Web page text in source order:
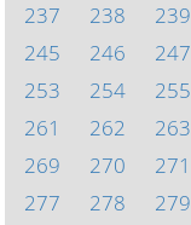
237
238 239
245
246 247
253
254 255
261
262 263
269
270 271
277
278 279